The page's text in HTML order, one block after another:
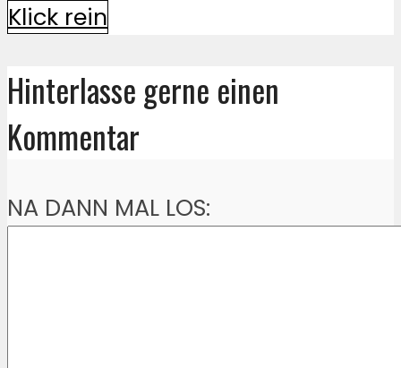
Klick rein
Hinterlasse gerne einen
Kommentar
NA DANN MAL LOS: